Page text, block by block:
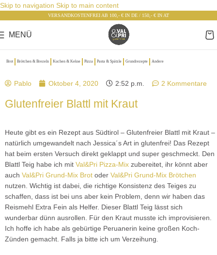
Skip to navigation Skip to main content
VERSANDKOSTENFREI AB 100,- € IN DE / 150,- € IN AT
MENÜ
Brot Brötchen & Brezeln Kuchen & Kekse Pizza Pasta & Spätzle Grundrezepte Andere
Pablo Oktober 4, 2020 2:52 p.m. 2 Kommentare
Glutenfreier Blattl mit Kraut
Heute gibt es ein Rezept aus Südtirol – Glutenfreier Blattl mit Kraut –
natürlich umgewandelt nach Jessica´s Art in glutenfrei! Das Rezept
hat beim ersten Versuch direkt geklappt und super geschmeckt. Den
Blattl Teig habe ich mit Val&Pri Pizza-Mix zubereitet, ihr könnt aber
auch Val&Pri Grund-Mix Brot oder Val&Pri Grund-Mix Brötchen
nutzen. Wichtig ist dabei, die richtige Konsistenz des Teiges zu
schaffen, dass ist bei uns aber kein Problem, denn wir haben das
Reismehl Extra Fein als Helfer. Dieser Blattl Teig lässt sich
wunderbar dünn ausrollen. Für den Kraut musste ich improvisieren.
Ich hoffe ich habe als gebürtige Peruanerin keine großen Koch-
Zünden gemacht. Falls ja bitte ich um Verzeihung.